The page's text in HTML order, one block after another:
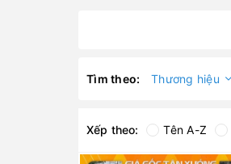
Tìm theo: Thương hiệu
Xếp theo: Tên A-Z